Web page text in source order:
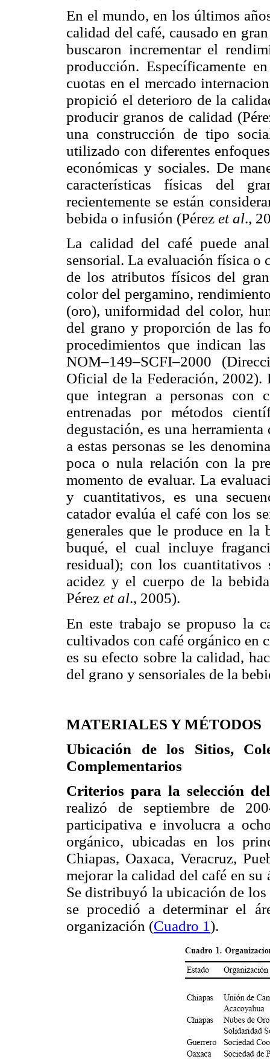
En el mundo, en los últimos
calidad del café, causado en
buscaron incrementar el
producción. Específicamente
cuotas en el mercado
propició el deterioro de la
producir granos de calidad
una construcción de tipo
utilizado con diferentes
económicas y sociales. De
características físicas del
recientemente se están
bebida o infusión (Pérez et al.,
La calidad del café puede
sensorial. La evaluación física o
de los atributos físicos del
color del pergamino,
(oro), uniformidad del color,
del grano y proporción de las
procedimientos que indican
NOM–149–SCFI–2000
Oficial de la Federación, 2002).
que integran a personas con
entrenadas por métodos
degustación, es una
a estas personas se les
poca o nula relación con la
momento de evaluar. La
y cuantitativos, es una
catador evalúa el café con los
generales que le produce en la
buqué, el cual incluye
residual); con los cuantitativos
acidez y el cuerpo de la
Pérez et al., 2005).
En este trabajo se propuso la
cultivados con café orgánico en
es su efecto sobre la calidad,
del grano y sensoriales de la
MATERIALES Y MÉTODOS
Ubicación de los Sitios,
Complementarios
Criterios para la selección
realizó de septiembre de
participativa e involucra a
orgánico, ubicadas en los
Chiapas, Oaxaca, Veracruz,
mejorar la calidad del café en
Se distribuyó la ubicación de
se procedió a determinar el
organización (Cuadro 1).